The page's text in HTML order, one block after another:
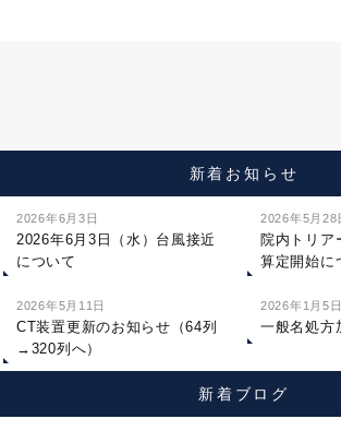
新着お知らせ
2026年6月3日
2026年6月3日（水）台風接近
について
2026年5月28
院内トリア
算定開始に
2026年5月11日
CT装置更新のお知らせ（64列
→320列へ）
2026年1月5日
一般名処方
新着ブログ